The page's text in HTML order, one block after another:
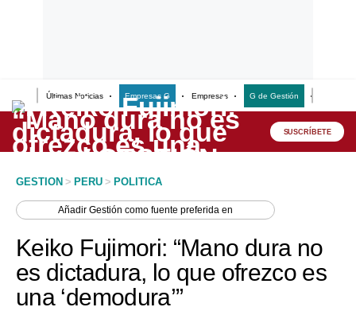
Últimas Noticias Empresas G Empresas G de Gestión
Lo último
Peru Quiosco
Economía
Mercados
SUSCRÍBETE
GESTION > PERU > POLITICA
AñadirGestión como fuente preferida en
Keiko Fujimori: “Mano dura no
es dictadura, lo que ofrezco es
una ‘demodura’”